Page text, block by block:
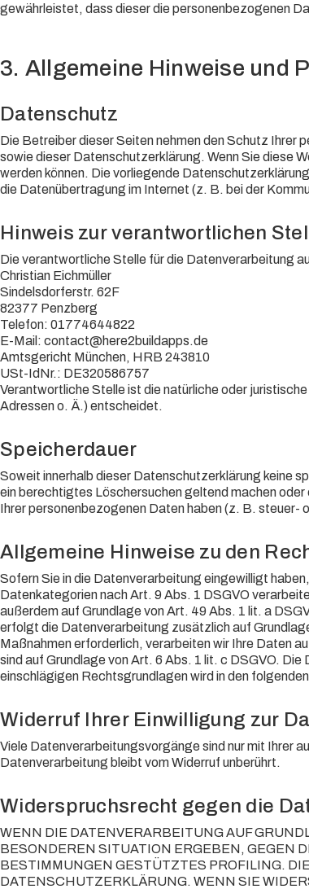
gewährleistet, dass dieser die personenbezogenen
3. Allgemeine Hinweise und
Datenschutz
Die Betreiber dieser Seiten nehmen den Schutz Ihrer
sowie dieser Datenschutzerklärung. Wenn Sie diese
werden können. Die vorliegende
die Datenübertragung im Internet (z. B. bei der
Hinweis zur verantwortlichen
Die verantwortliche Stelle für die Datenverarbeitung
Christian Eichmüller
Sindelsdorferstr. 62F
82377 Penzberg
Telefon: 01774644822
E-Mail: contact@here2buildapps.de
Amtsgericht München, HRB 243810
USt-IdNr.: DE320586757
Verantwortliche Stelle ist die natürliche oder
Adressen o. Ä.) entscheidet.
Speicherdauer
Soweit innerhalb dieser Datenschutzerklärung keine
ein berechtigtes Löschersuchen geltend machen
Ihrer personenbezogenen Daten haben (z. B.
Allgemeine Hinweise zu den
Sofern Sie in die Datenverarbeitung eingewilligt
Datenkategorien nach Art. 9 Abs. 1 DSGVO
außerdem auf Grundlage von Art. 49 Abs. 1 lit. a
erfolgt die Datenverarbeitung zusätzlich auf
Maßnahmen erforderlich, verarbeiten wir Ihre Daten
sind auf Grundlage von Art. 6 Abs. 1 lit. c DSGVO.
einschlägigen Rechtsgrundlagen wird in den
Widerruf Ihrer Einwilligung zur
Viele Datenverarbeitungsvorgänge sind nur mit Ihrer
Datenverarbeitung bleibt vom Widerruf unberührt.
Widerspruchsrecht gegen die
WENN DIE DATENVERARBEITUNG AUF
BESONDEREN SITUATION ERGEBEN, GEGEN
BESTIMMUNGEN GESTÜTZTES PROFILING.
DATENSCHUTZERKLÄRUNG. WENN SIE